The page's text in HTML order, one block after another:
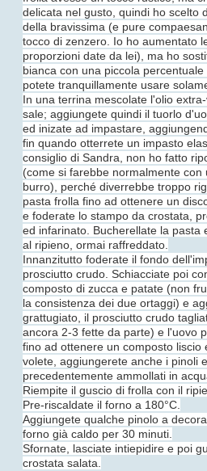
delicata nel gusto, quindi ho scelto
della bravissima (e pure
tocco di zenzero. Io ho aumentato
proporzioni date da lei), ma ho
bianca con una piccola
potete tranquillamente usare
In una terrina mescolate l'olio
sale; aggiungete quindi il tuorlo
ed inizate ad impastare,
fin quando otterrete un impasto
consiglio di Sandra, non ho fatto
(come si farebbe normalmente con
burro), perché diverrebbe troppo
pasta frolla fino ad ottenere un
e foderate lo stampo da crostata,
ed infarinato. Bucherellate la pasta
al ripieno, ormai raffreddato.
Innanzitutto foderate il fondo
prosciutto crudo. Schiacciate poi
composto di zucca e patate (non
la consistenza dei due ortaggi) e
grattugiato, il prosciutto crudo
ancora 2-3 fette da parte) e l'uovo
fino ad ottenere un composto liscio
volete, aggiungerete anche i pinoli
precedentemente ammollati in
Riempite il guscio di frolla con il
Pre-riscaldate il forno a 180°C.
Aggiungete qualche pinolo a
forno già caldo per 30 minuti.
Sfornate, lasciate intiepidire e poi
crostata salata.